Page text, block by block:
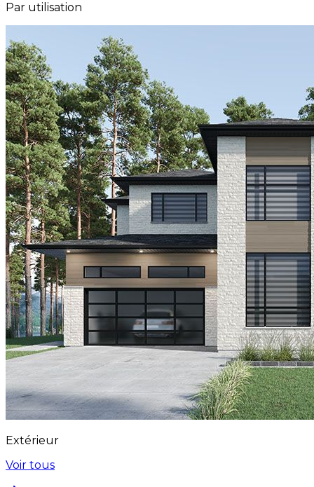
Par utilisation
Extérieur
Voir tous